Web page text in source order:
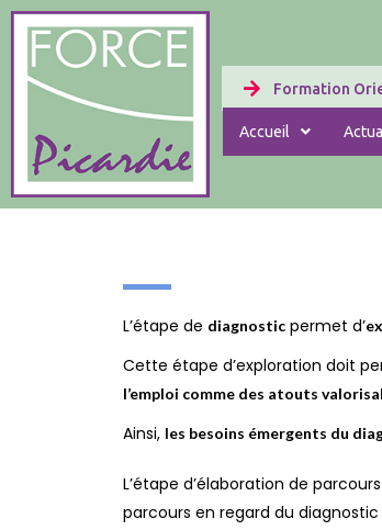
Formation
Accueil
L’étape de diagnostic permet d’
Cette étape d’exploration doit
l’emploi comme des atouts
Ainsi, les besoins émergents du
L’étape d’élaboration de
parcours en regard du